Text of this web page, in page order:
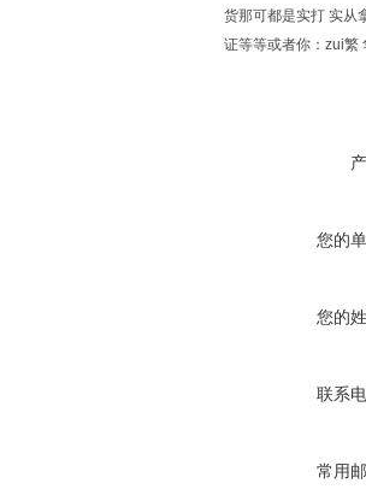
货那可都是实打 实从
证等等或者你：zui繁
您的
您的
联系
常用